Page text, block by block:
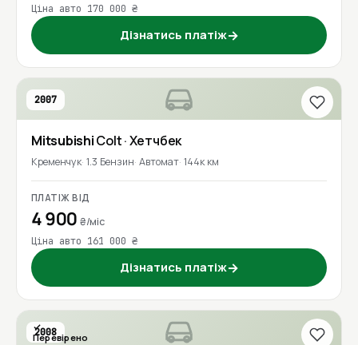
Ціна авто 170 000 ₴
Дізнатись платіж→
2007
MitsubishiColt· Хетчбек
Кременчук 1.3 Бензин Автомат 144к км
ПЛАТІЖ ВІД
4 900₴/міс
Ціна авто 161 000 ₴
Дізнатись платіж→
2008
Перевірено